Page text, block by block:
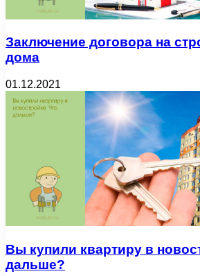
Заключение договора на
дома
01.12.2021
Вы купили квартиру в
дальше?